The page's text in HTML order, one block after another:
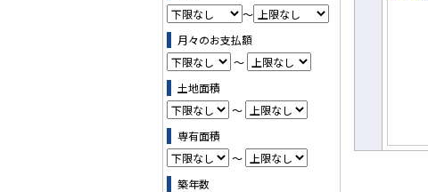
～
月々のお支払額
～
土地面積
～
専有面積
～
築年数